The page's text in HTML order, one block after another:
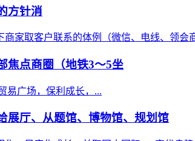
方针消
商家取客户联系的体例（微信、电线、领
焦点商圈（地铁3～5坐
易广场，保利成长，...
展厅、从题馆、博物馆、规划馆